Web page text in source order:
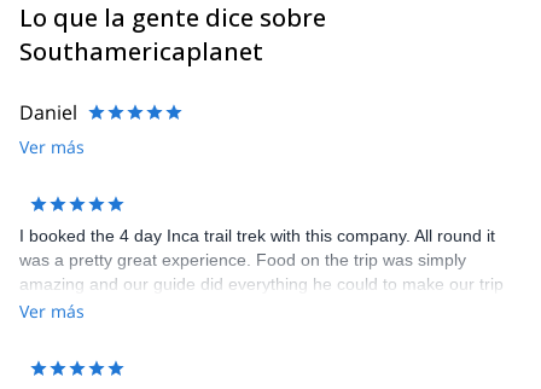
Lo que la gente dice sobre
Southamericaplanet
Daniel
Ver más
I booked the 4 day Inca trail trek with this company. All round it
was a pretty great experience. Food on the trip was simply
amazing and our guide did everything he could to make our trip
comfortable and enjoyable. Our group was 5, smaller than other
miscommunications between the office, but these were solved in
the end and didn't create any major issues. I would book again
Ver más